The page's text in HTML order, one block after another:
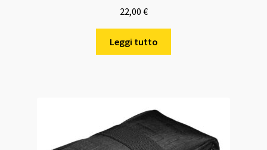
22,00 €
Leggi tutto